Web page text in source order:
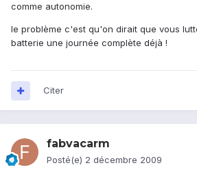
comme autonomie.
le problème c'est qu'on dirait que vous
batterie une journée complète déjà !
Citer
fabvacarm
Posté(e) 2 décembre 2009